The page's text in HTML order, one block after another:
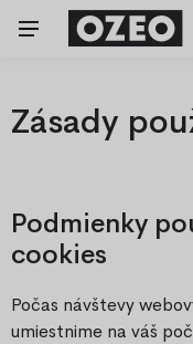
Zásady
Podmienky
cookies
Počas návštevy
umiestnime na váš